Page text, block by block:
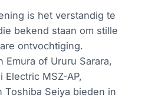
is het verstandig te
bekend staan om stille
ontvochtiging.
Emura of Ururu Sarara,
Electric MSZ-AP,
Toshiba Seiya bieden in